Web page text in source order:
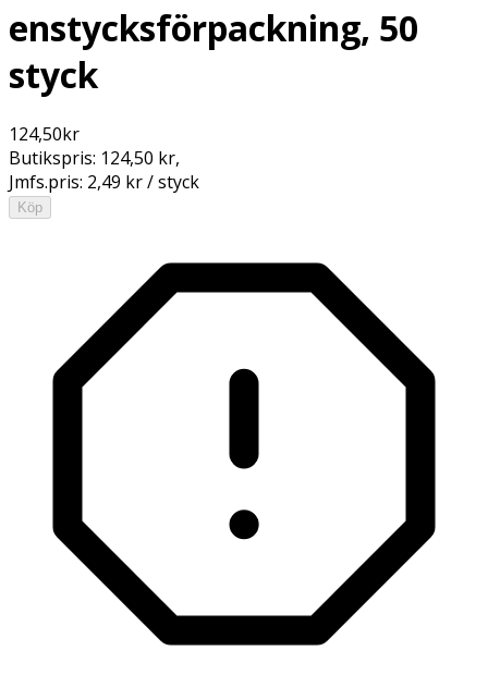
enstycksförpackning, 50
styck
124,50kr
Butikspris: 124,50 kr,
Jmfs.pris: 2,49 kr / styck
Köp